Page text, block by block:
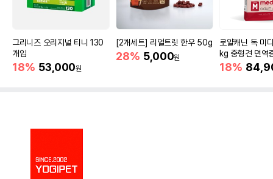
그리니즈 오리지널 티니 130
개입
18% 53,000원
[2개세트] 리얼트릿 한우 50g
28% 5,000원
로얄캐닌 독 미
kg 중형견 면역
18%